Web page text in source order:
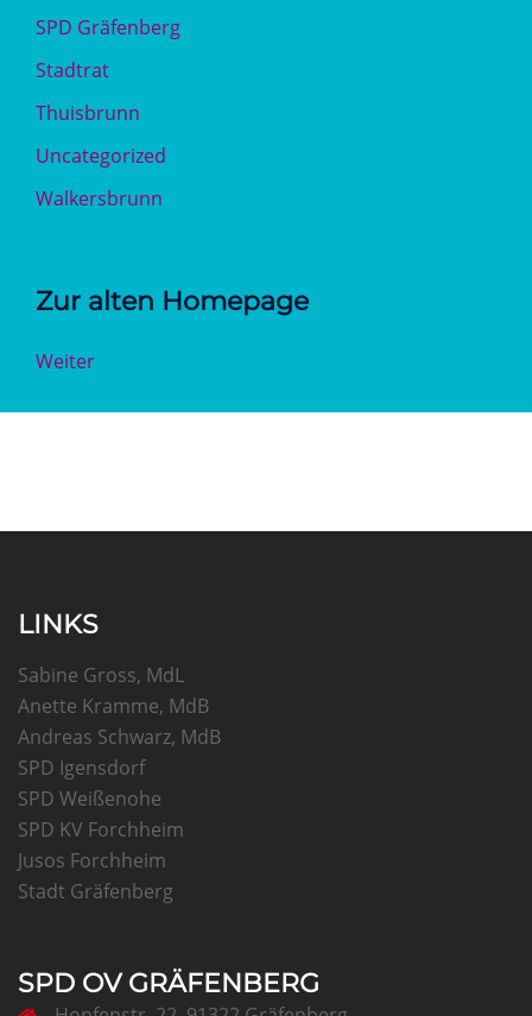
SPD Gräfenberg
Stadtrat
Thuisbrunn
Uncategorized
Walkersbrunn
Zur alten Homepage
Weiter
LINKS
Sabine Gross, MdL
Anette Kramme, MdB
Andreas Schwarz, MdB
SPD Igensdorf
SPD Weißenohe
SPD KV Forchheim
Jusos Forchheim
Stadt Gräfenberg
SPD OV GRÄFENBERG